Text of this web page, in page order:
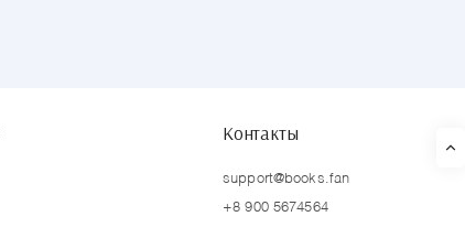
Контакты
support@books.fan
+8 900 5674564